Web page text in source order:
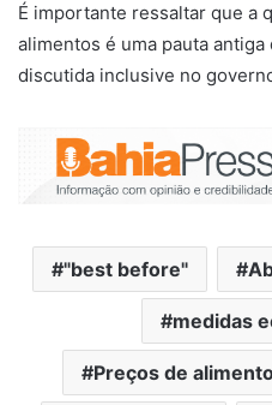
É importante ressaltar que a
alimentos é uma pauta
discutida inclusive no
"best before"
medidas
Preços de